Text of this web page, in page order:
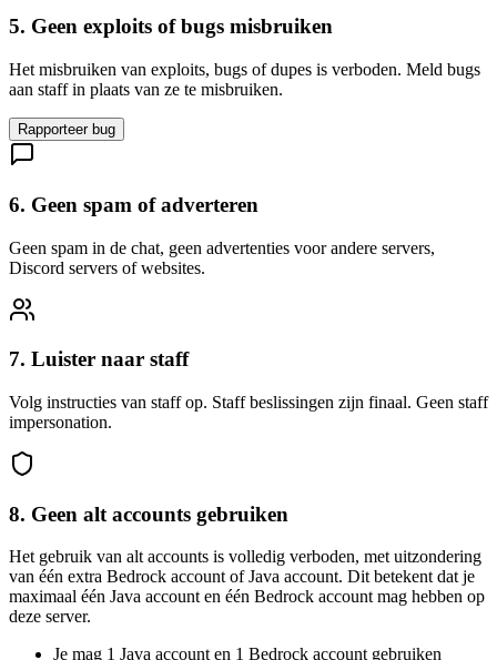
5. Geen exploits of bugs misbruiken
Het misbruiken van exploits, bugs of dupes is verboden. Meld bugs
aan staff in plaats van ze te misbruiken.
Rapporteer bug
6. Geen spam of adverteren
Geen spam in de chat, geen advertenties voor andere servers,
Discord servers of websites.
7. Luister naar staff
Volg instructies van staff op. Staff beslissingen zijn finaal. Geen staff
impersonation.
8. Geen alt accounts gebruiken
Het gebruik van alt accounts is volledig verboden, met uitzondering
van één extra Bedrock account of Java account. Dit betekent dat je
maximaal één Java account en één Bedrock account mag hebben op
deze server.
Je mag 1 Java account en 1 Bedrock account gebruiken